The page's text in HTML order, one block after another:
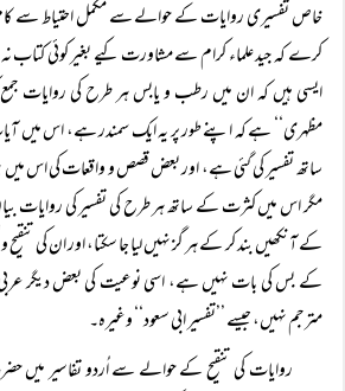
خاص تفسیری روایات کے حوالے سے مکمل احتیاط سے
کرے کہ جید علماء کرام سے مشاورت کیے بغیر کوئی کتاب
ایسی ہیں کہ ان میں رطب و یابس ہر طرح کی روایات جمع
مظہری‘‘ ہے کہ اپنے طور پر یہ ایک سمندر ہے، اس میں
ساتھ تفسیر کی گئی ہے، اور بعض قصص و واقعات کی اس
مگر اس میں کثرت کے ساتھ ہر طرح کی تفسیر کی روایات
کے آنکھیں بند کر کے ہر گز نہیں لیا جا سکتا، اور ان کی
کے بس کی بات نہیں ہے، اسی نوعیت کی بعض دیگر عربی
مترجم نہیں، جیسے ’’تفسیر ابی سعود‘‘ وغیرہ۔
روایات کی تنقیح کے حوالے سے اُردو تفاسیر میں